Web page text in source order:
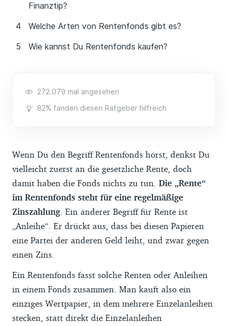
Finanztip?
Welche Arten von Rentenfonds gibt es?
Wie kannst Du Rentenfonds kaufen?
272.079 mal angesehen
82% fanden diesen Ratgeber hilfreich
Wenn Du den Begriff Rentenfonds hörst, denkst Du
vielleicht zuerst an die gesetzliche Rente, doch
damit haben die Fonds nichts zu tun. Die „Rente“
im Rentenfonds steht für eine regelmäßige
Zinszahlung. Ein anderer Begriff für Rente ist
„Anleihe“. Er drückt aus, dass bei diesen Papieren
eine Partei der anderen Geld leiht, und zwar gegen
einen Zins.
Ein Rentenfonds fasst solche Renten oder Anleihen
in einem Fonds zusammen. Man kauft also ein
einziges Wertpapier, in dem mehrere Einzelanleihen
stecken, statt direkt die Einzelanleihen